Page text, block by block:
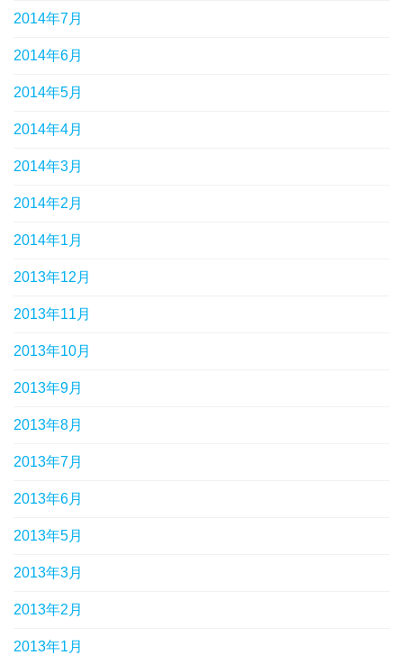
2014年7月
2014年6月
2014年5月
2014年4月
2014年3月
2014年2月
2014年1月
2013年12月
2013年11月
2013年10月
2013年9月
2013年8月
2013年7月
2013年6月
2013年5月
2013年3月
2013年2月
2013年1月